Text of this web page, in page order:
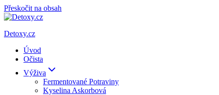
Přeskočit na obsah
Detoxy.cz
Úvod
Očista
Výživa
Fermentované Potraviny
Kyselina Askorbová